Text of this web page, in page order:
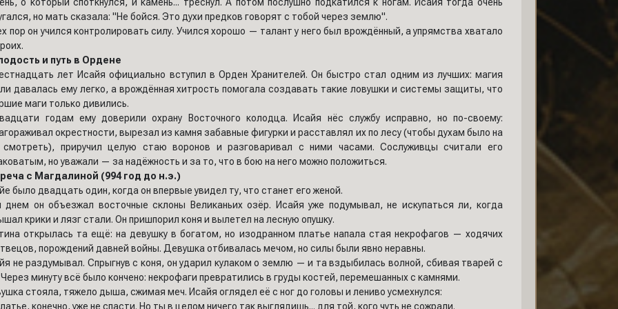
но мать сказала: "Не бойся. Это духи предков говорят с тобой через землю".
пор он учился контролировать силу. Учился хорошо — талант у него был врождённый, а упрямства хватало
и путь в Ордене
лет Исайя официально вступил в Орден Хранителей. Он быстро стал одним из лучших: магия
давалась ему легко, а врождённая хитрость помогала создавать такие ловушки и системы защиты, что
маги только дивились.
годам ему доверили охрану Восточного колодца. Исайя нёс службу исправно, но по-своему:
окрестности, вырезал из камня забавные фигурки и расставлял их по лесу (чтобы духам было на
смотреть), приручил целую стаю воронов и разговаривал с ними часами. Сослуживцы считали его
но уважали — за надёжность и за то, что в бою на него можно положиться.
с Магдалиной (994 год до н.э.)
было двадцать один, когда он впервые увидел ту, что станет его женой.
днем он объезжал восточные склоны Великаньих озёр. Исайя уже подумывал, не искупаться ли, когда
крики и лязг стали. Он пришпорил коня и вылетел на лесную опушку.
открылась та ещё: на девушку в богатом, но изодранном платье напала стая некрофагов — ходячих
порождений давней войны. Девушка отбивалась мечом, но силы были явно неравны.
не раздумывал. Спрыгнув с коня, он ударил кулаком о землю — и та вздыбилась волной, сбивая тварей с
Через минуту всё было кончено: некрофаги превратились в груды костей, перемешанных с камнями.
стояла, тяжело дыша, сжимая меч. Исайя оглядел её с ног до головы и лениво усмехнулся:
конечно, уже не спасти. Но ты в целом ничего так выглядишь... для той, кого чуть не сожрали.